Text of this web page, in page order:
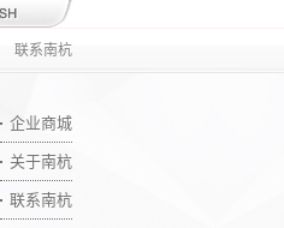
联系南杭
企业商城
关于南杭
联系南杭